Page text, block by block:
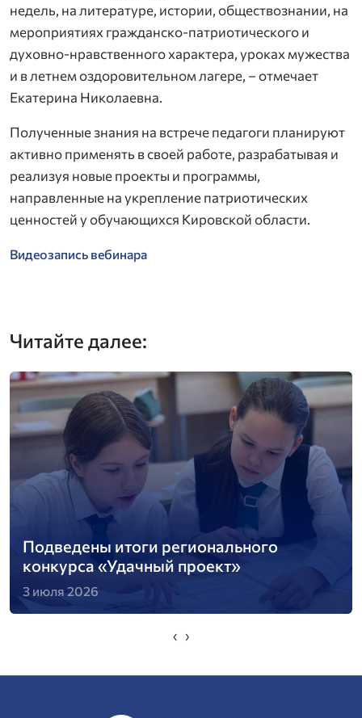
недель, на литературе, истории, обществознании, на
мероприятиях гражданско-патриотического и
духовно-нравственного характера, уроках мужества
и в летнем оздоровительном лагере, – отмечает
Екатерина Николаевна.
Полученные знания на встрече педагоги планируют
активно применять в своей работе, разрабатывая и
реализуя новые проекты и программы,
направленные на укрепление патриотических
ценностей у обучающихся Кировской области.
Видеозапись вебинара
Читайте далее:
Подведены итоги регионального
конкурса «Удачный проект»
3 июля 2026
‹ ›